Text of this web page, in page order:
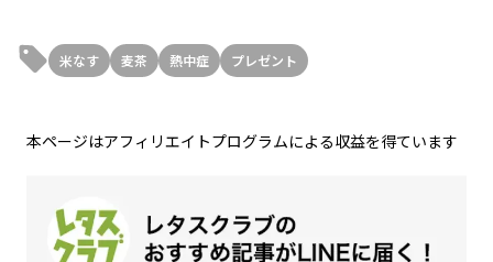
米なす 麦茶 熱中症 プレゼント
本ページはアフィリエイトプログラムによる収益を得ています